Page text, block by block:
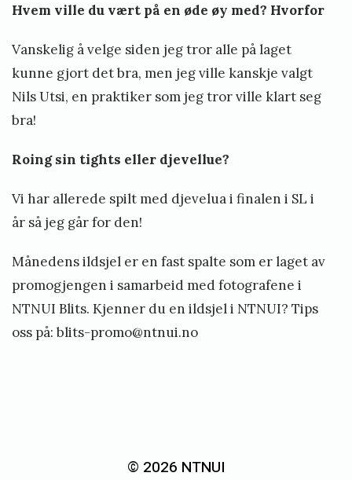
Hvem ville du vært på en øde øy med? Hvorfor
Vanskelig å velge siden jeg tror alle på laget
kunne gjort det bra, men jeg ville kanskje valgt
Nils Utsi, en praktiker som jeg tror ville klart seg
bra!
Roing sin tights eller djevellue?
Vi har allerede spilt med djevelua i finalen i SL i
år så jeg går for den!
Månedens ildsjel er en fast spalte som er laget av
promogjengen i samarbeid med fotografene i
NTNUI Blits. Kjenner du en ildsjel i NTNUI? Tips
oss på: blits-promo@ntnui.no
© 2026 NTNUI